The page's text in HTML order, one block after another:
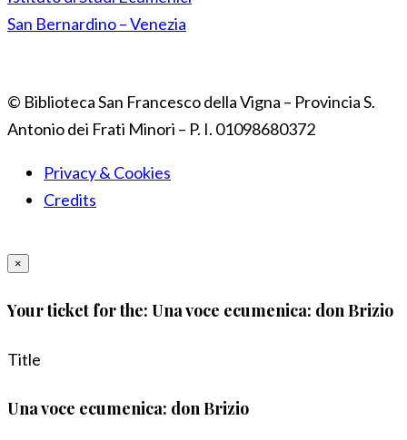
San Bernardino – Venezia
© Biblioteca San Francesco della Vigna – Provincia S.
Antonio dei Frati Minori – P. I. 01098680372
Privacy & Cookies
Credits
×
Your ticket for the: Una voce ecumenica: don Brizio
Title
Una voce ecumenica: don Brizio